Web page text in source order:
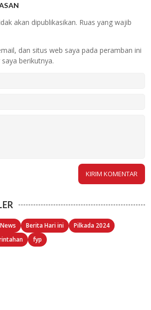
akan dipublikasikan. Ruas yang wajib
dan situs web saya pada peramban ini
berikutnya.
Berita Hari ini
Pilkada 2024
fyp